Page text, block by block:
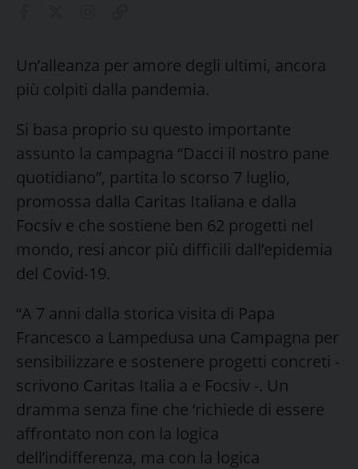
Un’alleanza per amore degli ultimi, ancora
più colpiti dalla pandemia.
Si basa proprio su questo importante
assunto la campagna “Dacci il nostro pane
quotidiano”, partita lo scorso 7 luglio,
promossa dalla Caritas Italiana e dalla
Focsiv e che sostiene ben 62 progetti nel
mondo, resi ancor più difficili dall’epidemia
del Covid-19.
“A 7 anni dalla storica visita di Papa
Francesco a Lampedusa una Campagna per
sensibilizzare e sostenere progetti concreti -
scrivono Caritas Italia a e Focsiv -. Un
dramma senza fine che ‘richiede di essere
affrontato non con la logica
dell’indifferenza, ma con la logica